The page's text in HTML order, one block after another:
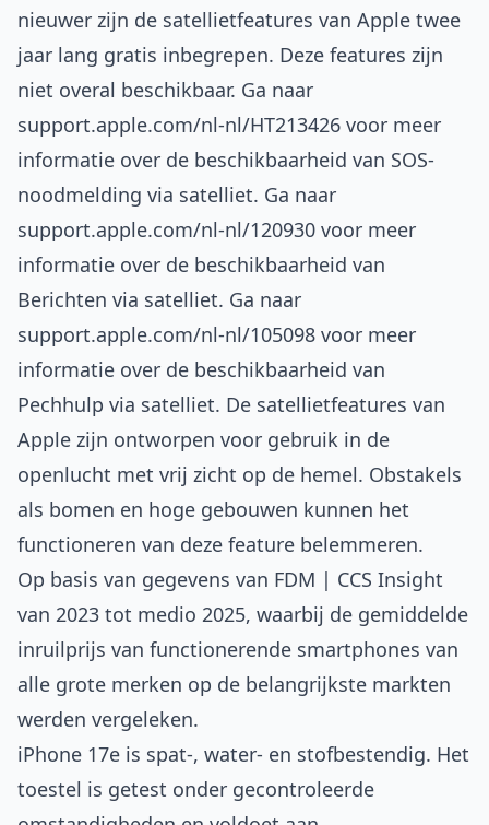
nieuwer zijn de satellietfeatures van Apple twee
jaar lang gratis inbegrepen. Deze features zijn
niet overal beschikbaar. Ga naar
support.apple.com/nl-nl/HT213426 voor meer
informatie over de beschikbaarheid van SOS-
noodmelding via satelliet. Ga naar
support.apple.com/nl-nl/120930 voor meer
informatie over de beschikbaarheid van
Berichten via satelliet. Ga naar
support.apple.com/nl-nl/105098 voor meer
informatie over de beschikbaarheid van
Pechhulp via satelliet. De satellietfeatures van
Apple zijn ontworpen voor gebruik in de
openlucht met vrij zicht op de hemel. Obstakels
als bomen en hoge gebouwen kunnen het
functioneren van deze feature belemmeren.
Op basis van gegevens van FDM | CCS Insight
van 2023 tot medio 2025, waarbij de gemiddelde
inruilprijs van functionerende smartphones van
alle grote merken op de belangrijkste markten
werden vergeleken.
iPhone 17e is spat‑, water‑ en stofbestendig. Het
toestel is getest onder gecontroleerde